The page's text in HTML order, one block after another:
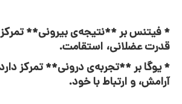
* فیتنس بر **نتیجه‌ی بیرونی** تمرکز
قدرت عضلانی، استقامت.
* یوگا بر **تجربه‌ی درونی** تمرکز
آرامش، و ارتباط با خود.